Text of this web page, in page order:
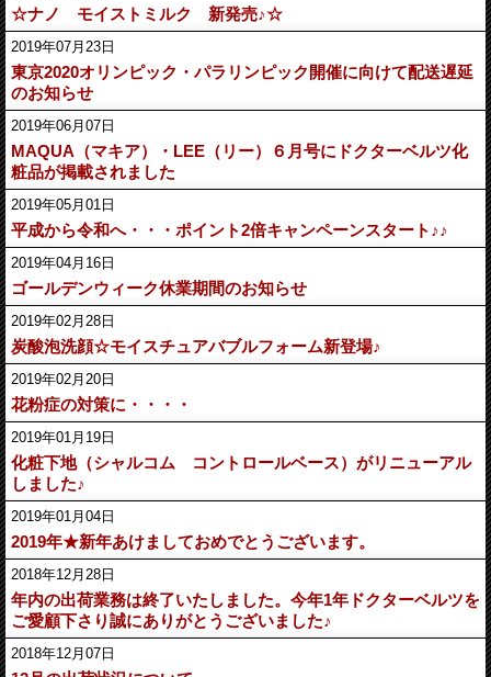
☆ナノ モイストミルク 新発売♪☆
2019年07月23日
東京2020オリンピック・パラリンピック開催に向けて配送遅延
のお知らせ
2019年06月07日
MAQUA（マキア）・LEE（リー）６月号にドクターベルツ化
粧品が掲載されました
2019年05月01日
平成から令和へ・・・ポイント2倍キャンペーンスタート♪♪
2019年04月16日
ゴールデンウィーク休業期間のお知らせ
2019年02月28日
炭酸泡洗顔☆モイスチュアバブルフォーム新登場♪
2019年02月20日
花粉症の対策に・・・・
2019年01月19日
化粧下地（シャルコム コントロールベース）がリニューアル
しました♪
2019年01月04日
2019年★新年あけましておめでとうございます。
2018年12月28日
年内の出荷業務は終了いたしました。今年1年ドクターベルツを
ご愛顧下さり誠にありがとうございました♪
2018年12月07日